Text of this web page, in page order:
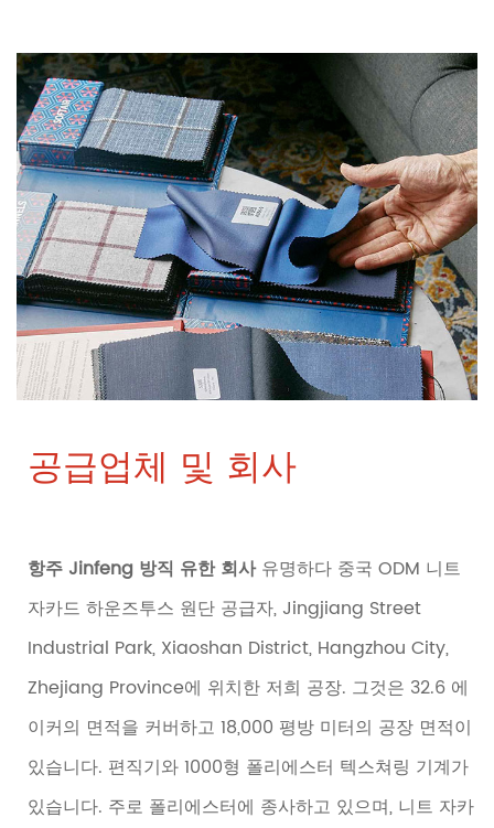
공급업체 및 회사
항주 Jinfeng 방직 유한 회사유명하다 중국 ODM 니트
자카드 하운즈투스 원단 공급자, Jingjiang Street
Industrial Park, Xiaoshan District, Hangzhou City,
Zhejiang Province에 위치한 저희 공장. 그것은 32.6 에
이커의 면적을 커버하고 18,000 평방 미터의 공장 면적이
있습니다. 편직기와 1000형 폴리에스터 텍스쳐링 기계가
있습니다. 주로 폴리에스터에 종사하고 있으며, 니트 자카